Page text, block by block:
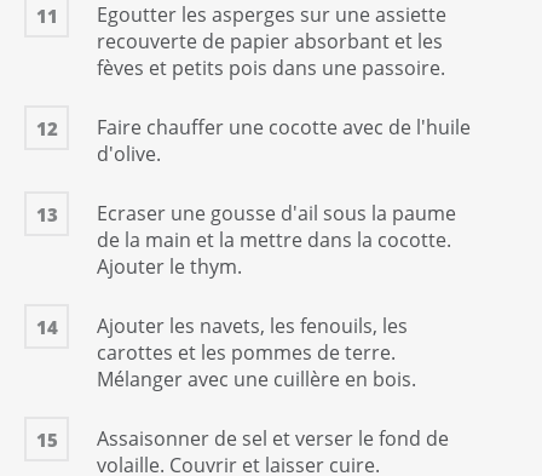
11
Egoutter les asperges sur une assiette
recouverte de papier absorbant et les
fèves et petits pois dans une passoire.
12
Faire chauffer une cocotte avec de l'huile
d'olive.
13
Ecraser une gousse d'ail sous la paume
de la main et la mettre dans la cocotte.
Ajouter le thym.
14
Ajouter les navets, les fenouils, les
carottes et les pommes de terre.
Mélanger avec une cuillère en bois.
15
Assaisonner de sel et verser le fond de
volaille. Couvrir et laisser cuire.